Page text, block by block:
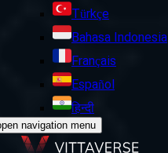
Türkçe
Bahasa Indonesia
Français
Español
हिन्दी
navigation menu